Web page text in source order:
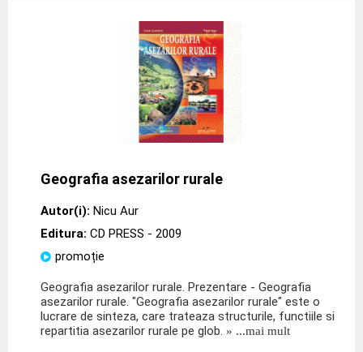
Geografia asezarilor rurale
Autor(i): Nicu Aur
Editura: CD PRESS - 2009
promoție
Geografia asezarilor rurale. Prezentare - Geografia
asezarilor rurale. "Geografia asezarilor rurale" este o
lucrare de sinteza, care trateaza structurile, functiile si
repartitia asezarilor rurale pe glob. » ...mai mult